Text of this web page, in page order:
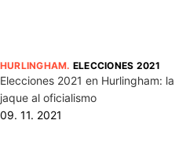
HURLINGHAM. ELECCIONES 2021
Elecciones 2021 en Hurlingham:
jaque al oficialismo
09. 11. 2021